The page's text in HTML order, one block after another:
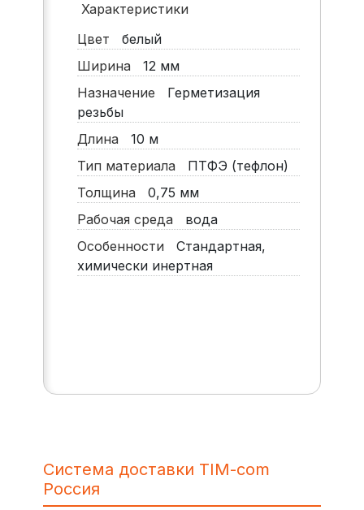
Характеристики
Цвет
белый
Ширина
12 мм
Назначение
Герметизация
резьбы
Длина
10 м
Тип материала
ПТФЭ (тефлон)
Толщина
0,75 мм
Рабочая среда
вода
Особенности
Стандартная,
химически инертная
Система доставки TIM-com
Россия